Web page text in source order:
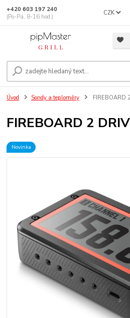
CZK
+420 603 197 240
(Po-Pá, 8-16 hod.)
Úvod Sondy a teploměry FIREBOARD
FIREBOARD 2
Novinka